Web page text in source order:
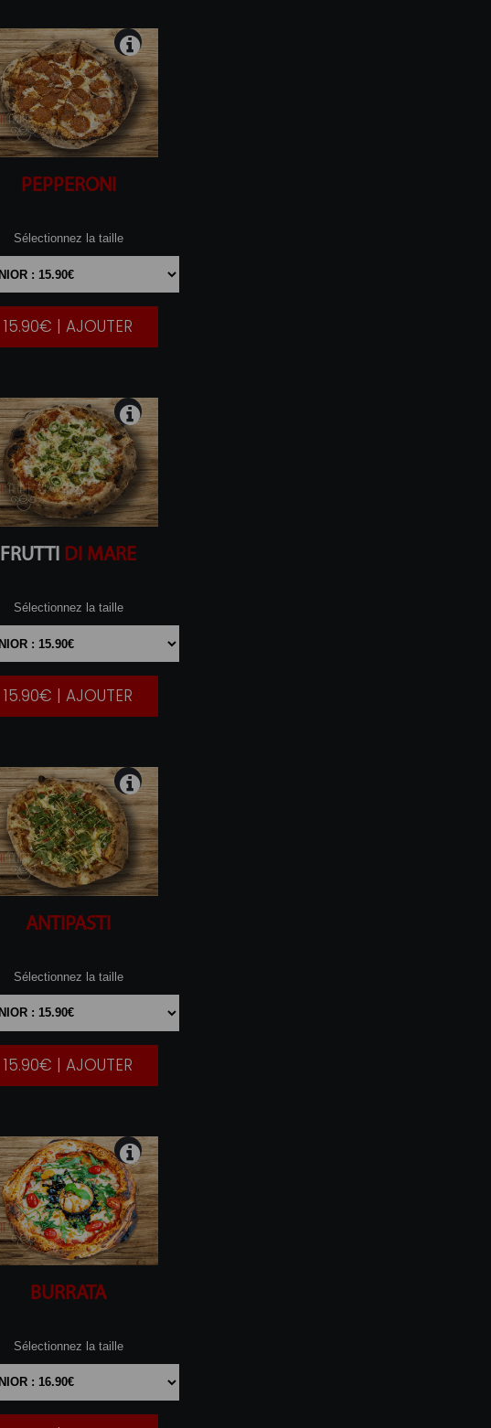
PEPPERONI
Sélectionnez la taille
|
15.90€ | AJOUTER
FRUTTI DI MARE
Sélectionnez la taille
|
15.90€ | AJOUTER
ANTIPASTI
Sélectionnez la taille
|
15.90€ | AJOUTER
BURRATA
Sélectionnez la taille